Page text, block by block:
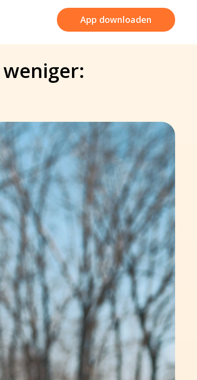
App downloaden